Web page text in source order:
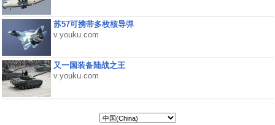
苏57可携带多枚核导弹
v.youku.com
又一国装备陆战之王
v.youku.com